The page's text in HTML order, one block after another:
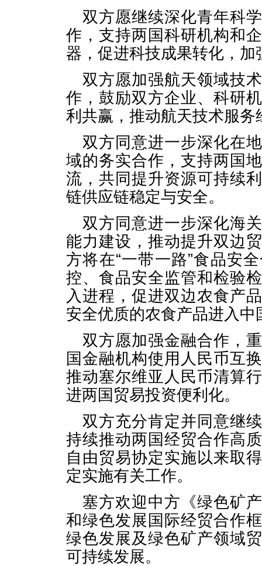
双方愿继续深化青年科
作，支持两国科研机构和
器，促进科技成果转化，
双方愿加强航天领域技
作，鼓励双方企业、科研
利共赢，推动航天技术服务
双方同意进一步深化在
域的务实合作，支持两国
流，共同提升资源可持续
链供应链稳定与安全。
双方同意进一步深化海
能力建设，推动提升双边
方将在“一带一路”食品安
控、食品安全监管和检验
入进程，促进双边农食产
安全优质的农食产品进入中
双方愿加强金融合作，
国金融机构使用人民币互
推动塞尔维亚人民币清算
进两国贸易投资便利化。
双方充分肯定并同意继
持续推动两国经贸合作高
自由贸易协定实施以来取
定实施有关工作。
塞方欢迎中方《绿色矿
和绿色发展国际经贸合作
绿色发展及绿色矿产领域
可持续发展。